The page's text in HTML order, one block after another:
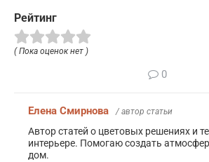
Рейтинг
( Пока оценок нет )
0
Елена Смирнова / автор статьи
Автор статей о цветовых решениях и
интерьере. Помогаю создать
дом.